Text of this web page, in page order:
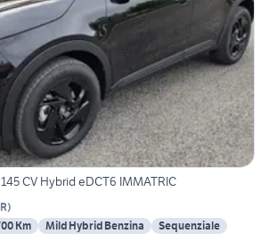
CV Hybrid eDCT6 IMMATRIC
)
Km Mild Hybrid Benzina
Sequenziale